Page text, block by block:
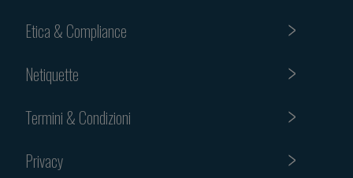
Etica & Compliance
Netiquette
Termini & Condizioni
Privacy